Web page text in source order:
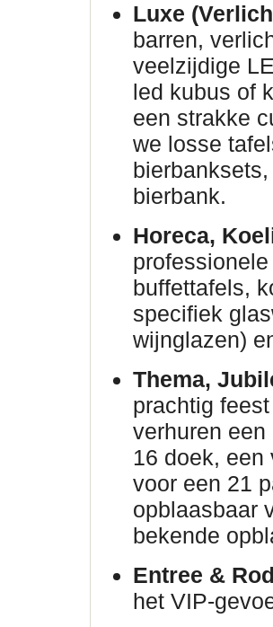
Luxe
barren,
veelzijdige
led kubus of
een strakke
we losse
bierbank.
Horeca,
buffettafels,
specifiek
wijnglazen)
Thema,
prachtig
verhuren
16 doek, een
voor een 21
opblaasbaar
bekende
Entree &
het VIP-